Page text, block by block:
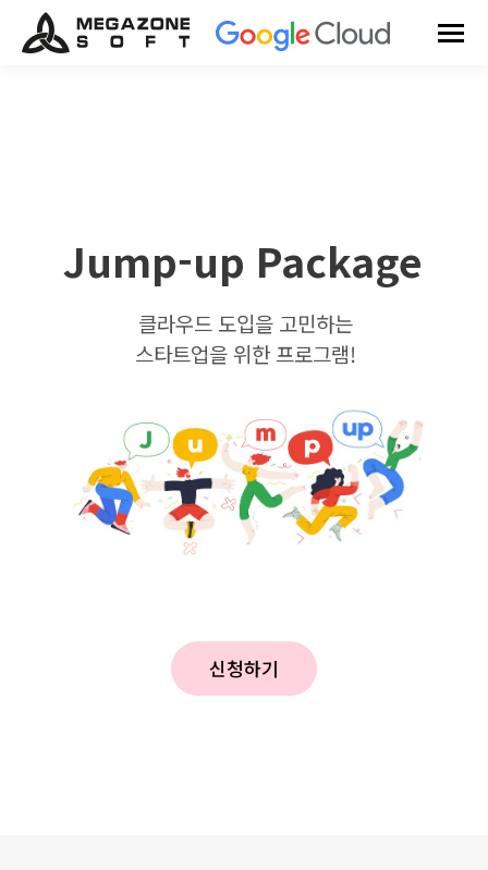
Jump-up Package
신청하기
클라우드 도입을 고민하는
스타트업을 위한 프로그램!